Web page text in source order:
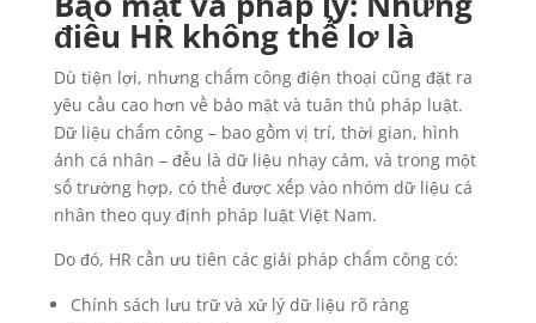
điều HR không thể lơ là
Dù tiện lợi, nhưng chấm công điện thoại cũng đặt ra
yêu cầu cao hơn về bảo mật và tuân thủ pháp luật.
Dữ liệu chấm công – bao gồm vị trí, thời gian, hình
ảnh cá nhân – đều là dữ liệu nhạy cảm, và trong một
số trường hợp, có thể được xếp vào nhóm dữ liệu cá
nhân theo quy định pháp luật Việt Nam.
Do đó, HR cần ưu tiên các giải pháp chấm công có:
Chính sách lưu trữ và xử lý dữ liệu rõ ràng